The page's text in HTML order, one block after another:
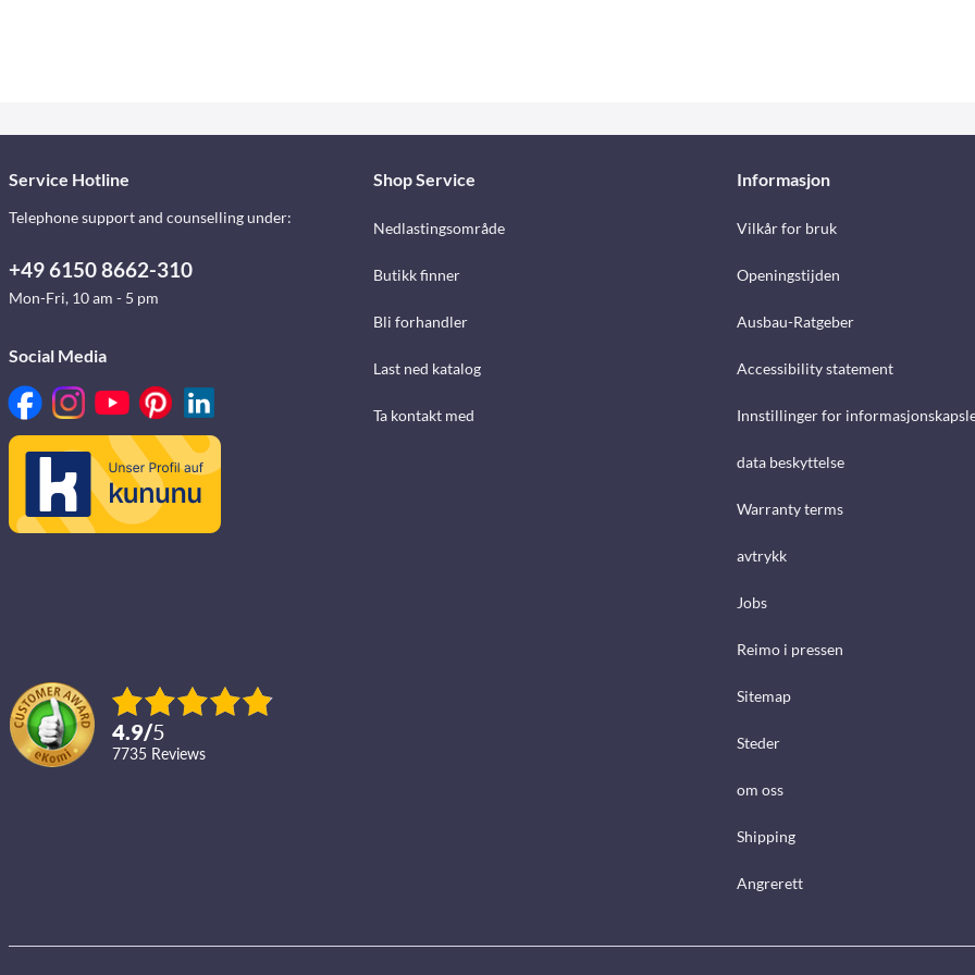
Service Hotline
Telephone support and counselling under:
+49 6150 8662-310
Mon-Fri, 10 am - 5 pm
Social Media
4.9/5
7735 reviews
Shop Service
Nedlastingsområde
Butikk finner
Bli forhandler
Last ned katalog
Ta kontakt med
Informasjon
Vilkår for bruk
Openingstijden
Ausbau-Ratgeber
Accessibility statement
Innstillinger for
data beskyttelse
Warranty terms
avtrykk
Jobs
Reimo i pressen
Sitemap
Steder
om oss
Shipping
Angrerett